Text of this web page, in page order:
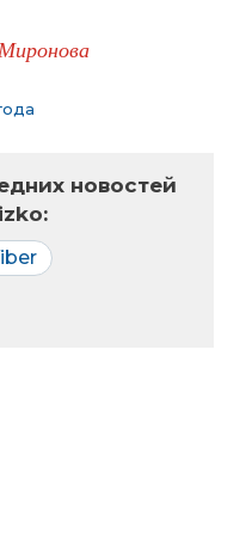
новостей